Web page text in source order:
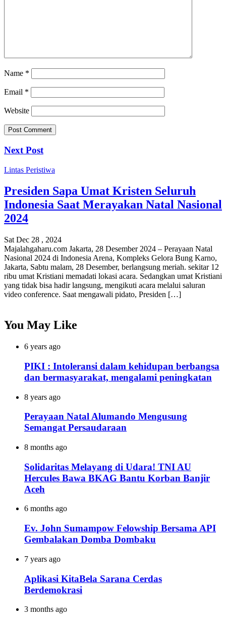
Name *
Email *
Website
Next Post
Lintas Peristiwa
Presiden Sapa Umat Kristen Seluruh
Indonesia Saat Merayakan Natal Nasional
2024
Sat Dec 28 , 2024
Majalahgaharu.com Jakarta, 28 Desember 2024 – Perayaan Natal
Nasional 2024 di Indonesia Arena, Kompleks Gelora Bung Karno,
Jakarta, Sabtu malam, 28 Desember, berlangsung meriah. sekitar 12
ribu umat Kristiani memadati lokasi acara. Sedangkan umat Kristiani
yang tidak bisa hadir langsung, mengikuti acara melalui saluran
video conference. Saat mengawali pidato, Presiden […]
You May Like
6 years ago
PIKI : Intoleransi dalam kehidupan berbangsa
dan bermasyarakat, mengalami peningkatan
8 years ago
Perayaan Natal Alumando Mengusung
Semangat Persaudaraan
8 months ago
Solidaritas Melayang di Udara! TNI AU
Hercules Bawa BKAG Bantu Korban Banjir
Aceh
6 months ago
Ev. John Sumampow Felowship Bersama API
Gembalakan Domba Dombaku
7 years ago
Aplikasi KitaBela Sarana Cerdas
Berdemokrasi
3 months ago